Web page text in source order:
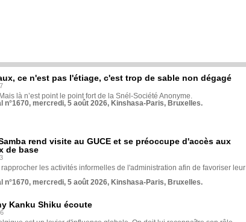
ce n'est pas l'étiage, c'est trop de sable non dégagé
là n’est point le point fort de la Snél-Société Anonyme.
n°1670, mercredi, 5 août 2026, Kinshasa-Paris, Bruxelles.
rend visite au GUCE et se préoccupe d'accès aux
de base
rapprocher les activités informelles de l'administration afin de favoriser leur
n°1670, mercredi, 5 août 2026, Kinshasa-Paris, Bruxelles.
Kanku Shiku écoute